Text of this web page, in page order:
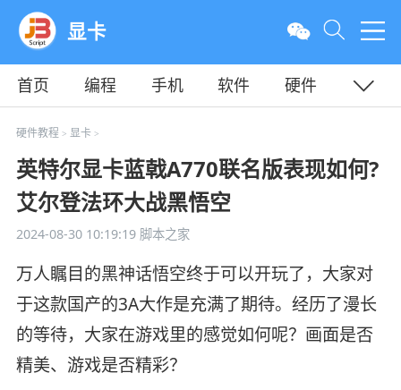
显卡
首页 编程 手机 软件
硬件
教程
平面
硬件教程 > 显卡>
英特尔显卡蓝戟A770联名版表现如何?
艾尔登法环大战黑悟空
2024-08-30 10:19:19脚本之家
万人瞩目的黑神话悟空终于可以开玩了，大家对
于这款国产的3A大作是充满了期待。经历了漫长
的等待，大家在游戏里的感觉如何呢？画面是否
精美、游戏是否精彩？